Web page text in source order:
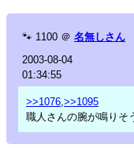
🐾 1100 ＠ 名無しさん
2003-08-04
01:34:55
>>1076 >>1095
職人さんの腕が鳴りそ